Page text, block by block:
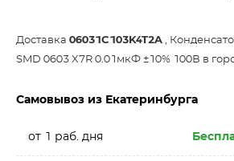
Доставка 06031C103K4T2A ,
SMD 0603 X7R 0.01мкФ ±10% 100В в
Самовывоз из Екатеринбурга
от 1 раб. дня